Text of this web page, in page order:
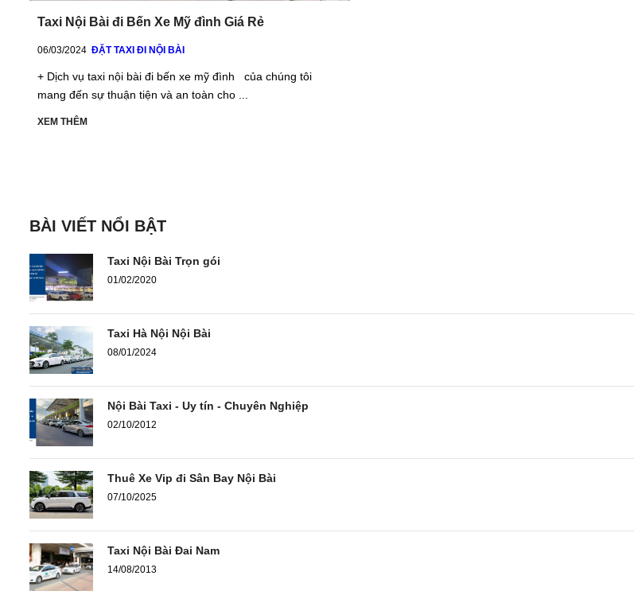
Taxi Nội Bài đi Bến Xe Mỹ đình Giá Rẻ
06/03/2024 ĐẶT TAXI ĐI NỘI BÀI
+ Dịch vụ taxi nội bài đi bến xe mỹ đình của chúng tôi
mang đến sự thuận tiện và an toàn cho ...
XEM THÊM
BÀI VIẾT NỔI BẬT
Taxi Nội Bài Trọn gói
01/02/2020
Taxi Hà Nội Nội Bài
08/01/2024
Nội Bài Taxi - Uy tín - Chuyên Nghiệp
02/10/2012
Thuê Xe Vip đi Sân Bay Nội Bài
07/10/2025
Taxi Nội Bài Đai Nam
14/08/2013